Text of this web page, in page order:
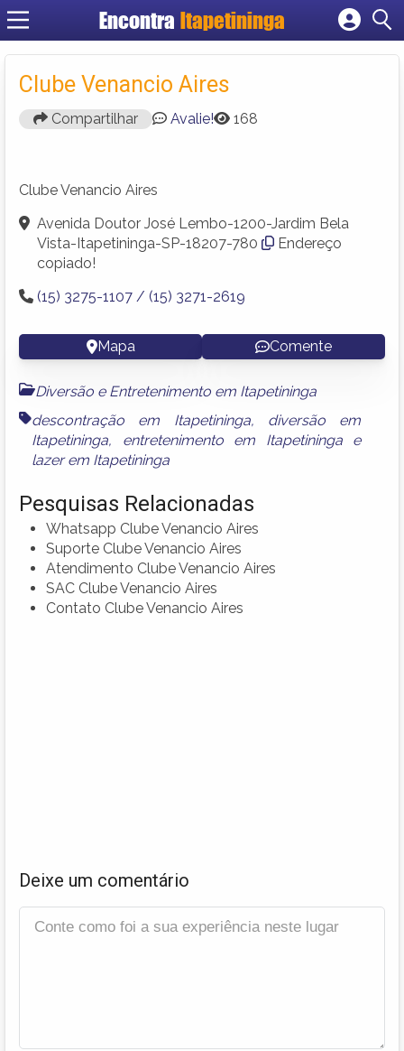
Encontra Itapetininga
Cadastrar empresa
Criar conta
Clube Venancio Aires
Compartilhar Avalie! 168
Clube Venancio Aires
Avenida Doutor José Lembo-1200-Jardim Bela
Vista-Itapetininga-SP-18207-780
Endereço
copiado!
(15) 3275-1107 / (15) 3271-2619
Mapa Comente
Diversão e Entretenimento em Itapetininga
descontração em Itapetininga, diversão em
Itapetininga, entretenimento em Itapetiningae
lazer em Itapetininga
Pesquisas Relacionadas
Whatsapp Clube Venancio Aires
Suporte Clube Venancio Aires
Atendimento Clube Venancio Aires
SAC Clube Venancio Aires
Contato Clube Venancio Aires
Deixe um comentário